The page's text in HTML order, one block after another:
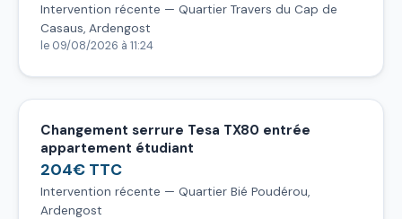
Intervention récente — Quartier Travers du Cap de
Casaus, Ardengost
le 09/08/2026 à 11:24
Changement serrure Tesa TX80 entrée
appartement étudiant
204€ TTC
Intervention récente — Quartier Bié Poudérou,
Ardengost